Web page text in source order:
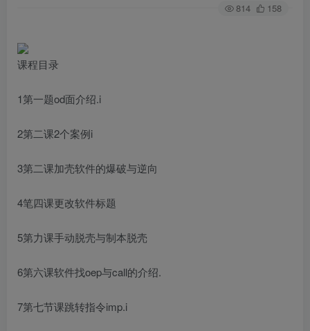
814 158
课程目录
1第一题od面介绍.i
2第二课2个案例i
3第二课加壳软件的爆破与逆向
4笔四课更改软件标题
5第力课手动脱壳与制本脱壳
6第六课软件找oep与call的介绍.
7第七节课跳转指令imp.i